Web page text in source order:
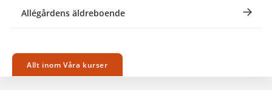
Allégårdens äldreboende
Allt inom Våra kurser